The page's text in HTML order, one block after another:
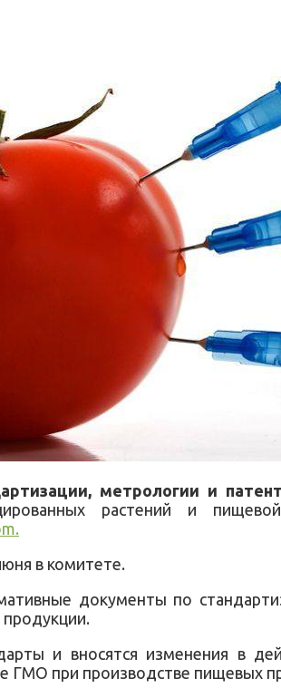
метрологии и
растений и
в комитете.
документы по
и вносятся изменения в
ГМО при производстве пищевых